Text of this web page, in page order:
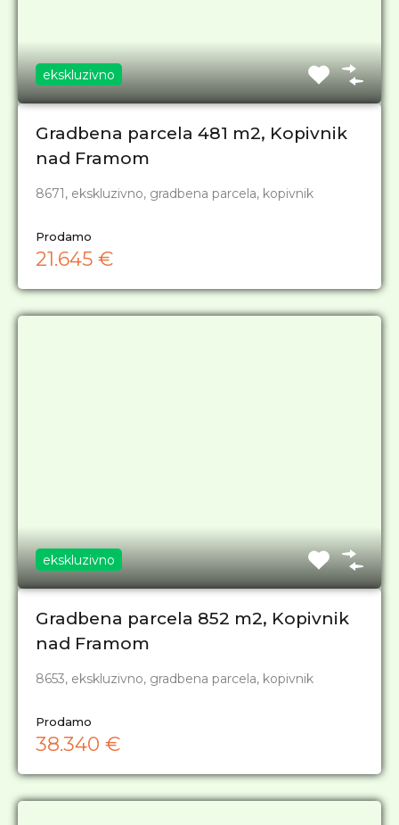
ekskluzivno
Gradbena parcela 481 m2, Kopivnik
nad Framom
8671, ekskluzivno, gradbena parcela, kopivnik
Prodamo
21.645 €
ekskluzivno
Gradbena parcela 852 m2, Kopivnik
nad Framom
8653, ekskluzivno, gradbena parcela, kopivnik
Prodamo
38.340 €